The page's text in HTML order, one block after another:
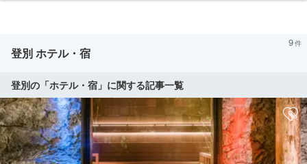
登別 ホテル・宿
9
登別の「ホテル・宿」に関する記事一覧